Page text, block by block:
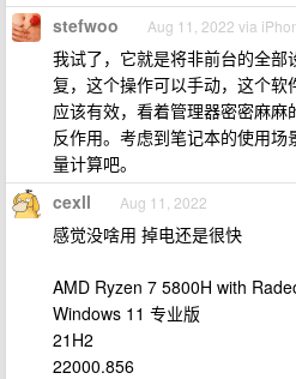
stefwoo Aug 11, 2022 via
我试了，它就是将非前台的全
复，这个操作可以手动，这个
应该有效，看着管理器密密麻
反作用。考虑到笔记本的使用
量计算吧。
cexll Aug 11, 2022
感觉没啥用 掉电还是很快
AMD Ryzen 7 5800H with
Windows 11 专业版
21H2
22000.856